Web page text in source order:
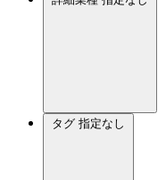
タグ 指定なし